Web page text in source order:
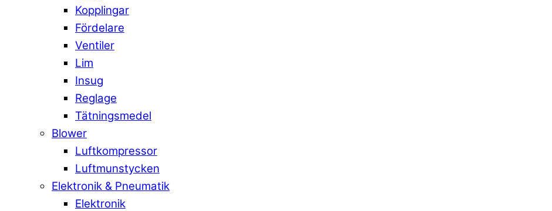
Kopplingar
Fördelare
Ventiler
Lim
Insug
Reglage
Tätningsmedel
Blower
Luftkompressor
Luftmunstycken
Elektronik & Pneumatik
Elektronik